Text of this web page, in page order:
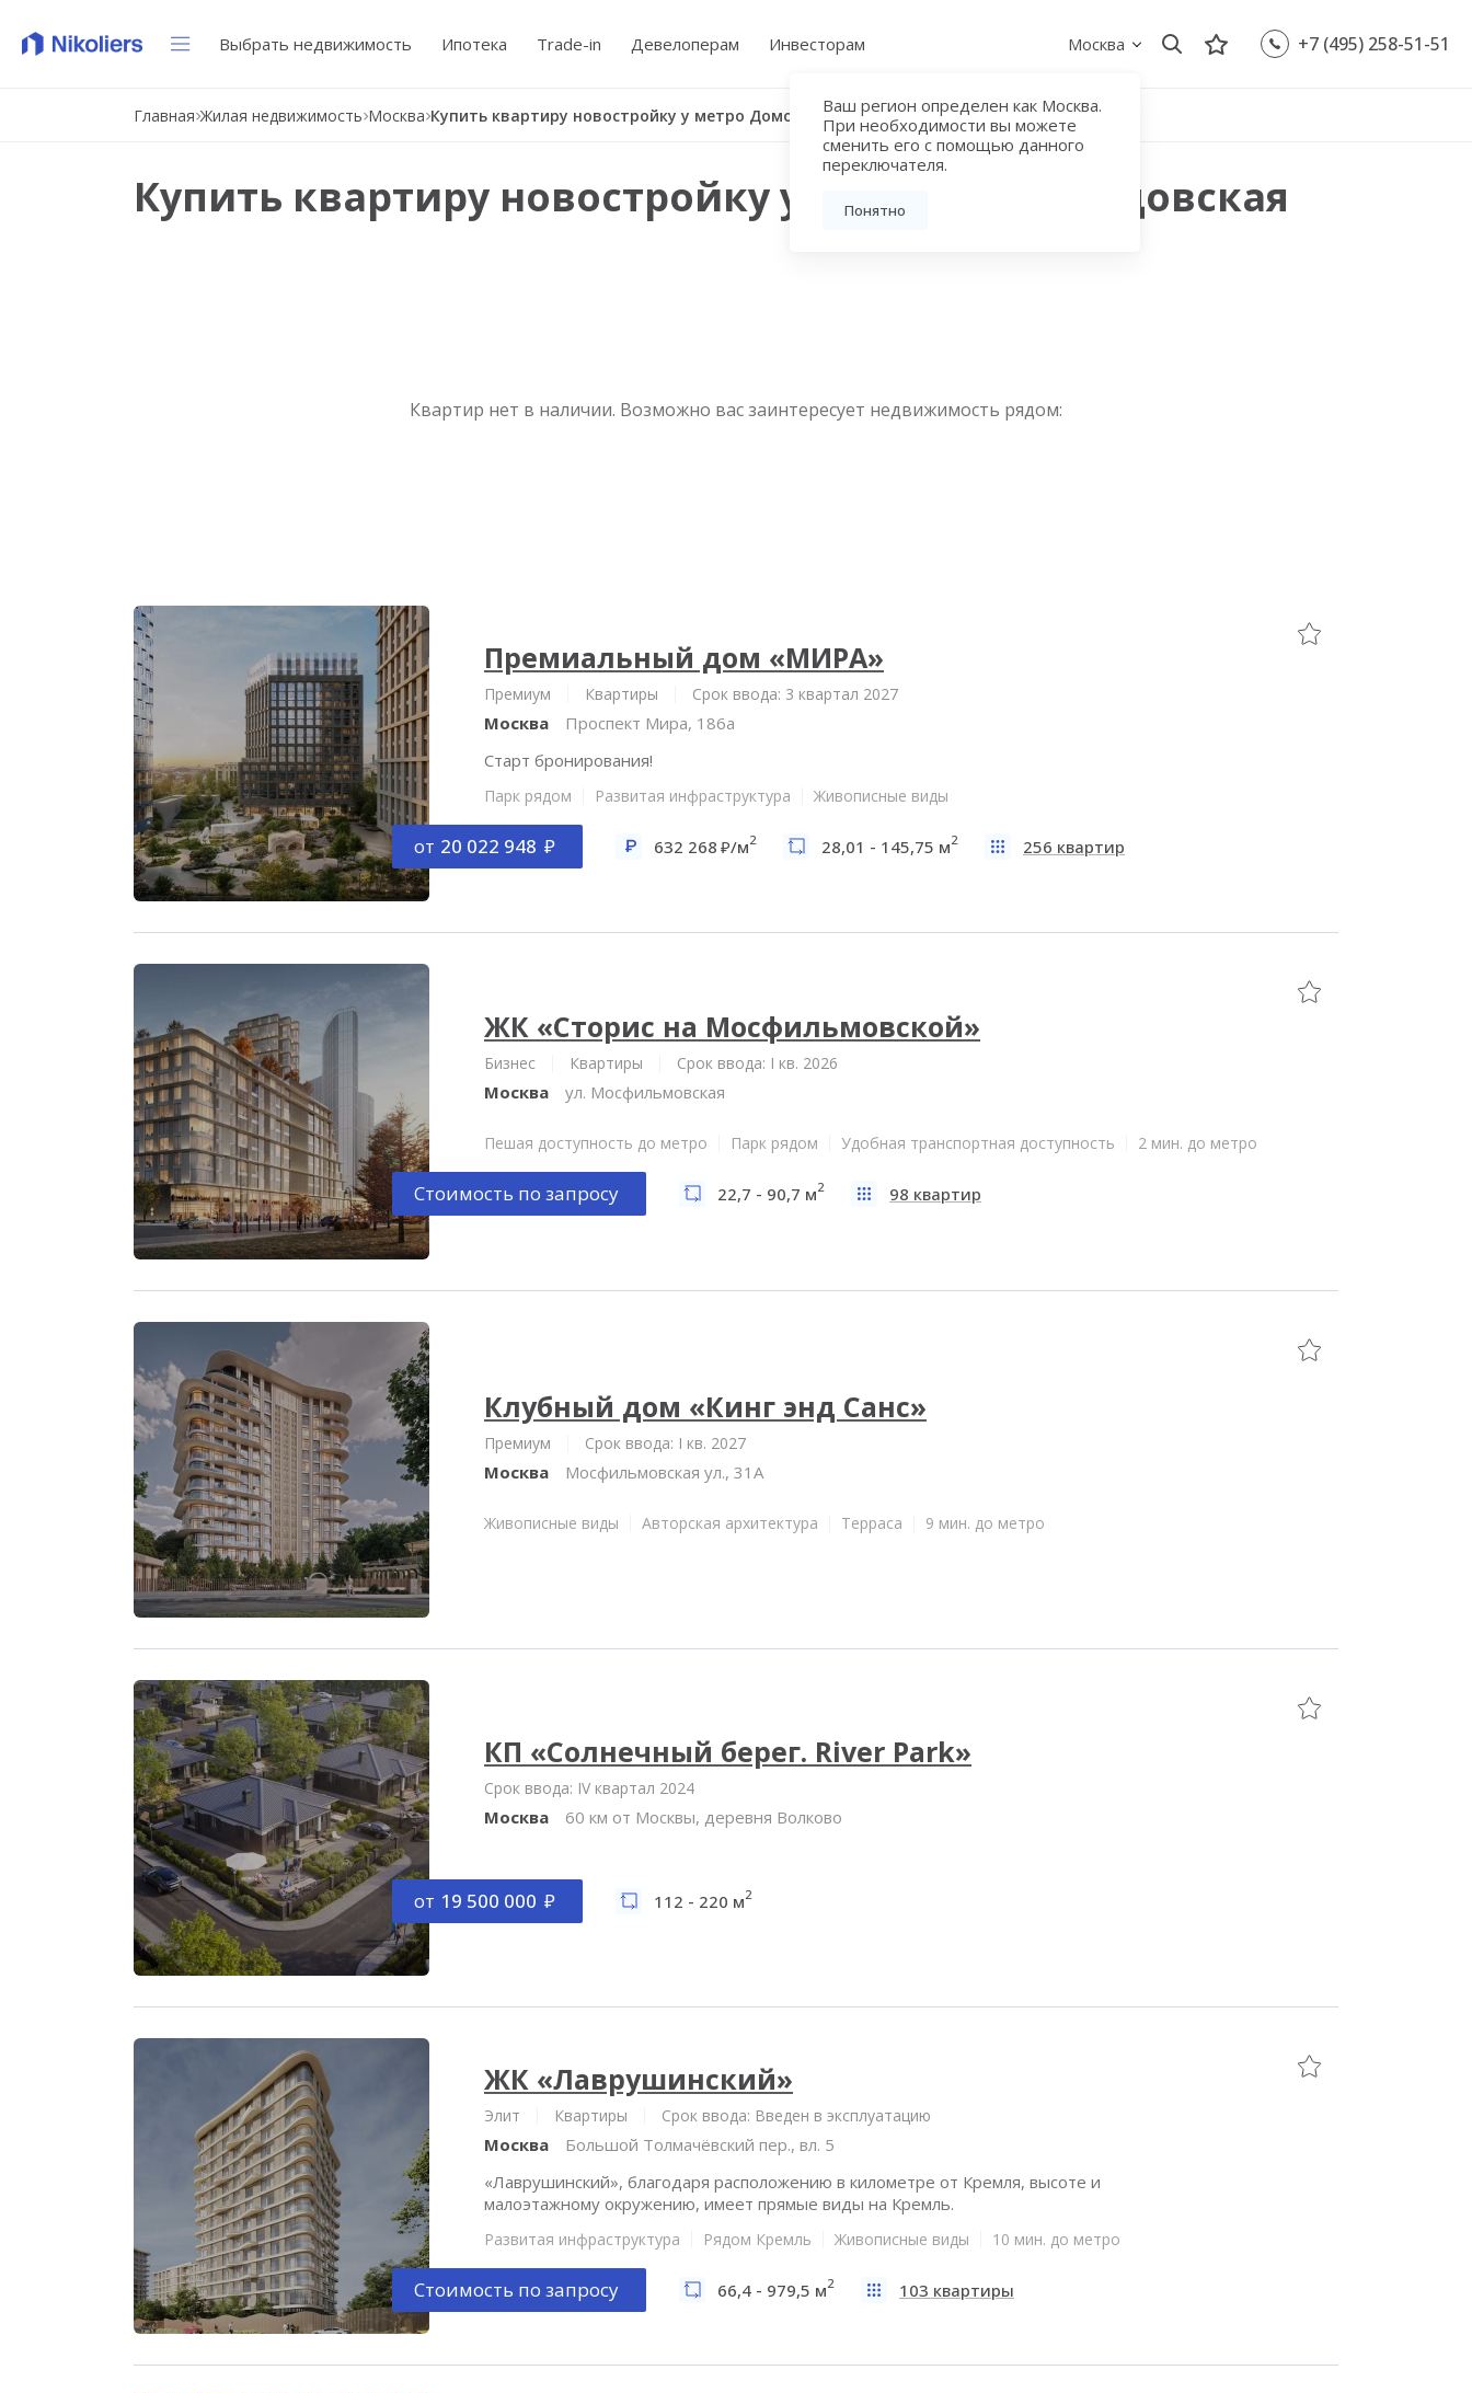
Выбрать недвижимость Ипотека Trade-in Девелоперам Инвесторам Москва
Ваш регион определен как Москва.
При необходимости вы можете
сменить его с помощью данного
переключателя.
Понятно
+7 (495) 258-51-51
Главная Жилая недвижимость Москва Купить квартиру новостройку у метро Домодедовская
Купить квартиру новостройку у метро Домодедовская
Квартир нет в наличии. Возможно вас заинтересует недвижимость рядом:
Премиальный дом «МИРА»
Премиум Квартиры Срок ввода: 3 квартал 2027
Москва
Проспект Мира, 186а
Старт бронирования!
Парк рядом Развитая инфраструктура Живописные виды
от 20 022 948 632 268 /м2 28,01 - 145,75 м2 256 квартир
ЖК «Сторис на Мосфильмовской»
Бизнес Квартиры Срок ввода: I кв. 2026
Москва ул. Мосфильмовская
Пешая доступность до метро Парк рядом Удобная транспортная доступность 2 мин. до метро
Стоимость по запросу 22,7 - 90,7 м2 98 квартир
Клубный дом «Кинг энд Санс»
Премиум Срок ввода: I кв. 2027
Москва Мосфильмовская ул., 31А
Живописные виды Авторская архитектура Терраса 9 мин. до метро
КП «Солнечный берег. River Park»
Срок ввода: IV квартал 2024
Москва 60 км от Москвы, деревня Волково
от 19 500 000 112 - 220 м2
ЖК «Лаврушинский»
Элит Квартиры Срок ввода: Введен в эксплуатацию
Москва
Большой Толмачёвский пер., вл. 5
«Лаврушинский», благодаря расположению в километре от Кремля, высоте и
малоэтажному окружению, имеет прямые виды на Кремль.
Развитая инфраструктура Рядом Кремль Живописные виды 10 мин. до метро
Стоимость по запросу 66,4 - 979,5 м2 103 квартиры